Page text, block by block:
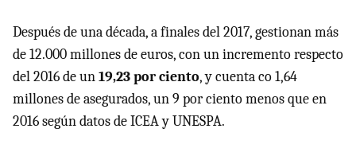
Después de una década, a finales del 2017, gestionan más
de 12.000 millones de euros, con un incremento respecto
del 2016 de un19,23 por ciento, y cuenta co 1,64
millones de asegurados, un 9 por ciento menos que en
2016 según datos de ICEA y UNESPA.